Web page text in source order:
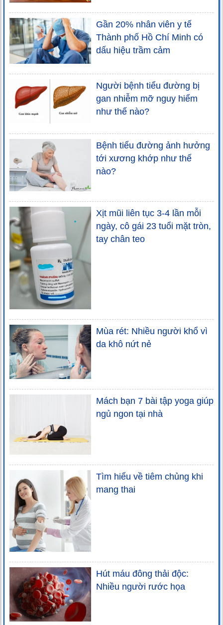
Gần 20% nhân viên y tế
Thành phố Hồ Chí Minh có
dấu hiệu trầm cảm
Người bệnh tiểu đường bị
gan nhiễm mỡ nguy hiểm
như thế nào?
Bệnh tiểu đường ảnh hưởng
tới xương khớp như thế
nào?
Xịt mũi liên tục 3-4 lần mỗi
ngày, cô gái 23 tuổi mặt tròn,
tay chân teo
Mùa rét: Nhiều người khổ vì
da khô nứt nẻ
Mách bạn 7 bài tập yoga giúp
ngủ ngon tại nhà
Tìm hiểu về tiêm chủng khi
mang thai
Hút máu đông thải độc:
Nhiều người rước họa